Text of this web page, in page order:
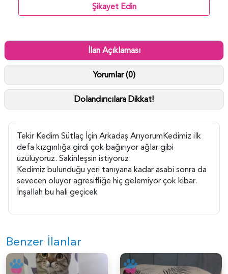
Şikayet Edin
İlan Açıklaması
Yorumlar (0)
Dolandırıcılara Dikkat!
Tekir Kedim Sütlaç İçin Arkadaş ArıyorumKedimiz ilk
defa kızgınlığa girdi çok bağırıyor ağlar gibi
üzülüyoruz. Sakinleşsin istiyoruz.
Kedimiz bulunduğu yeri tanıyana kadar asabi sonra da
sevecen oluyor agresifliğe hiç gelemiyor çok kibar.
İnşallah bu hali geçicek
Benzer İlanlar